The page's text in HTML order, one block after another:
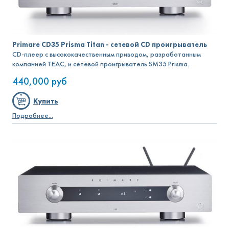
Primare CD35 Prisma Titan - сетевой CD проигрыватель
CD-плеер с высококачественным приводом, разработанным
компанией TEAC, и сетевой проигрыватель SM35 Prisma.
440,000 руб
Купить
Подробнее...